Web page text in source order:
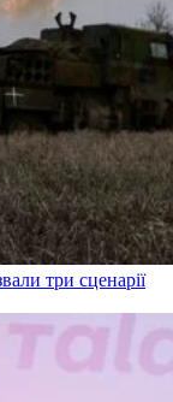
три сценарії